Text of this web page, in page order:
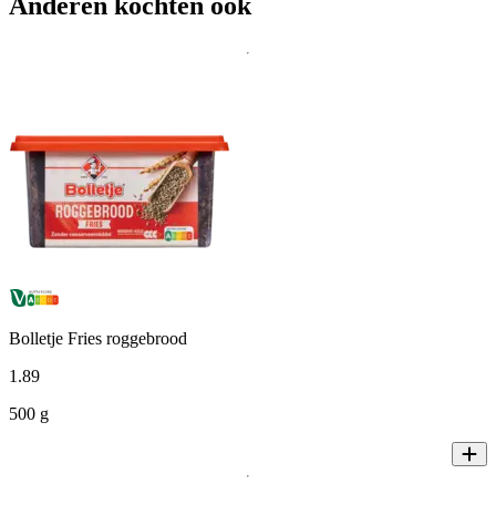
Bolletje Fries roggebrood
1 .89
500 g